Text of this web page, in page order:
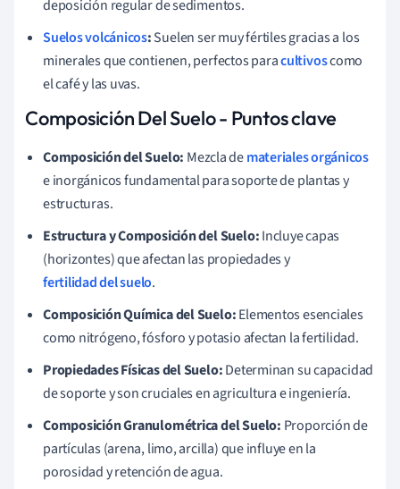
deposición regular de sedimentos.
Suelos volcánicos:Suelen ser muy fértiles gracias a los
minerales que contienen, perfectos paracultivoscomo
el café y las uvas.
Composición Del Suelo - Puntos clave
Composición del Suelo: Mezcla demateriales orgánicos
e inorgánicos fundamental para soporte de plantas y
estructuras.
Estructura y Composición del Suelo:Incluye capas
(horizontes) que afectan las propiedades y
fertilidad del suelo.
Composición Química del Suelo:Elementos esenciales
como nitrógeno, fósforo y potasio afectan la fertilidad.
Propiedades Físicas del Suelo:Determinan su capacidad
de soporte y son cruciales en agricultura e ingeniería.
Composición Granulométrica del Suelo: Proporción de
partículas (arena, limo, arcilla) que influye en la
porosidad y retención de agua.